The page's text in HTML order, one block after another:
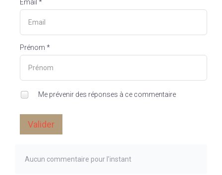
Email *
Prénom *
Me prévenir des réponses à ce commentaire
Valider
Aucun commentaire pour l'instant